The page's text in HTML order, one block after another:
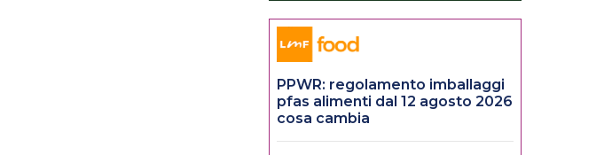
PPWR: regolamento imballaggi
pfas alimenti dal 12 agosto 2026
cosa cambia